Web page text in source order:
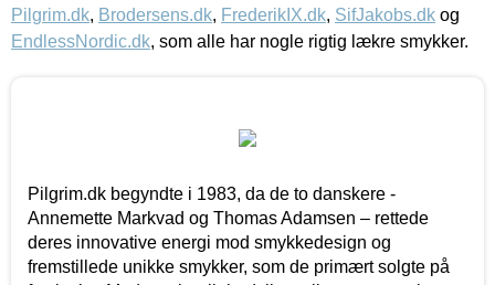
Pilgrim.dk, Brodersens.dk, FrederikIX.dk, SifJakobs.dk og
EndlessNordic.dk, som alle har nogle rigtig lækre smykker.
Pilgrim.dk begyndte i 1983, da de to danskere -
Annemette Markvad og Thomas Adamsen – rettede
deres innovative energi mod smykkedesign og
fremstillede unikke smykker, som de primært solgte på